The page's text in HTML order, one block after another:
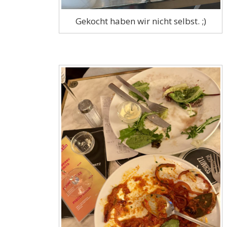
Gekocht haben wir nicht selbst. ;)